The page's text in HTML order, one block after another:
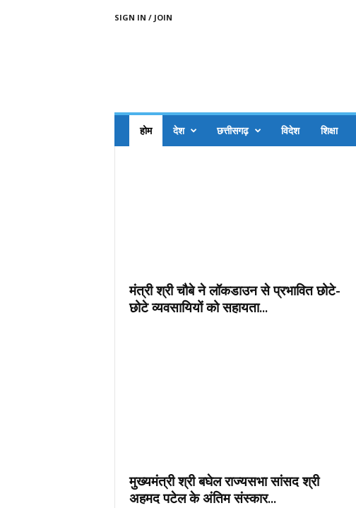
SIGN IN / JOIN
O
M
होम देश छत्तीसगढ़ विदेश शिक्षा
मंत्री श्री चौबे ने लॉकडाउन से प्रभावित छोटे-
छोटे व्यवसायियों को सहायता...
मुख्यमंत्री श्री बघेल राज्यसभा सांसद श्री
अहमद पटेल के अंतिम संस्कार...